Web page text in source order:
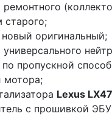
ремонтного
старого;
оригинальный;
универсального
пропускной
мотора;
Lexus
с прошивкой